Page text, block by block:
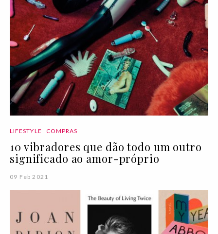
LIFESTYLE COMPRAS
10 vibradores que dão todo um outro
significado ao amor-próprio
09 Feb 2021